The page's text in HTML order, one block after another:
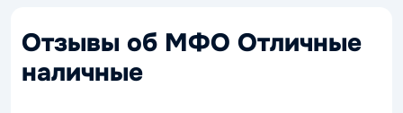
Отзывы об МФО Отличные
наличные